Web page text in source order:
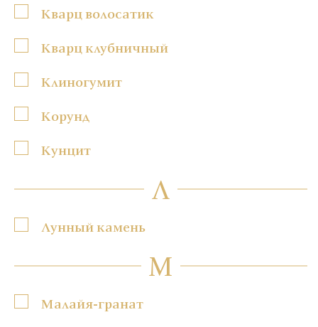
Кварц волосатик
Кварц клубничный
Клиногумит
Корунд
Кунцит
Л
Лунный камень
М
Малайя-гранат